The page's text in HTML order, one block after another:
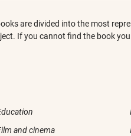
are divided into the most
If you cannot find the book
and cinema